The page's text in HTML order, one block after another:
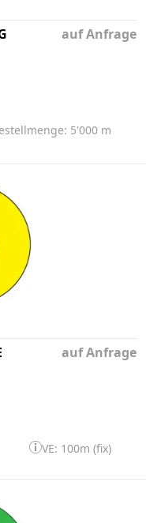
auf Anfrage
5'000 m
auf Anfrage
VE: 100m (fix)